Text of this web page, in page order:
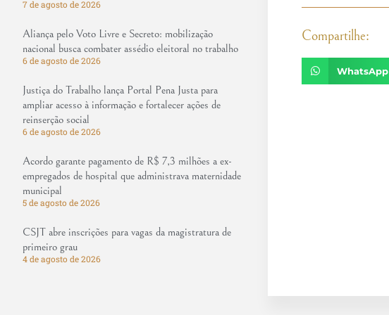
7 de agosto de 2026
Aliança pelo Voto Livre e Secreto: mobilização
nacional busca combater assédio eleitoral no trabalho
6 de agosto de 2026
Justiça do Trabalho lança Portal Pena Justa para
ampliar acesso à informação e fortalecer ações de
reinserção social
6 de agosto de 2026
Acordo garante pagamento de R$ 7,3 milhões a ex-
empregados de hospital que administrava maternidade
municipal
5 de agosto de 2026
CSJT abre inscrições para vagas da magistratura de
primeiro grau
4 de agosto de 2026
Compartilhe:
WhatsApp